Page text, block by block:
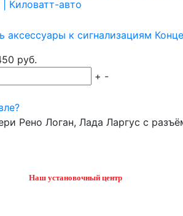
руб.
+ -
Рено Логан, Лада Ларгус с
Наш установочный центр